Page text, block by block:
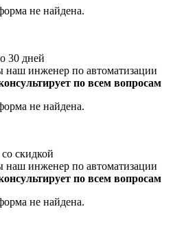
не найдена.
30 дней
наш инженер по автоматизации
по всем вопросам
не найдена.
скидкой
наш инженер по автоматизации
по всем вопросам
не найдена.